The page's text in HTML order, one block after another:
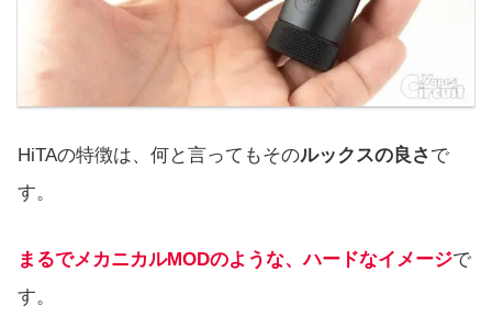
HiTAの特徴は、何と言ってもそのルックスの良さ で
す。
まるでメカニカルMODのような、ハードなイメージで
す。